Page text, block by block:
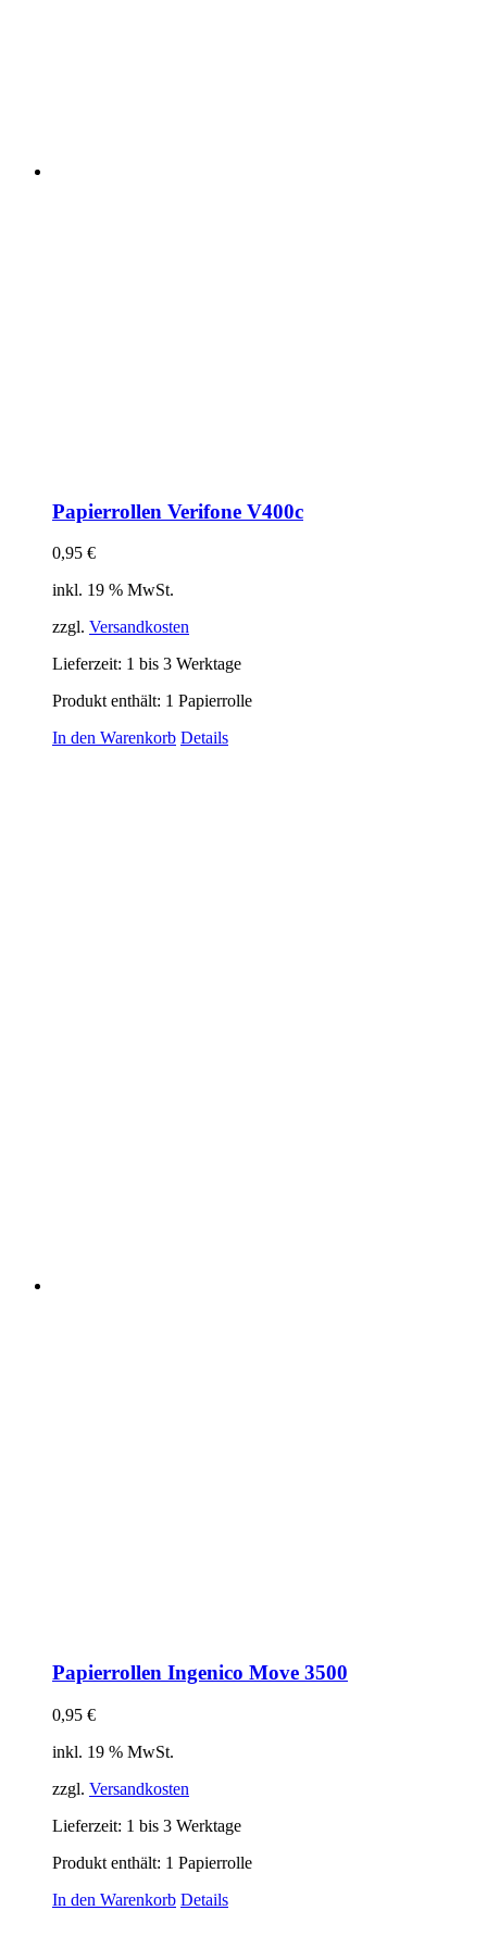
Papierrollen Verifone V400c
0,95 €
inkl. 19 % MwSt.
zzgl. Versandkosten
Lieferzeit: 1 bis 3 Werktage
Produkt enthält: 1 Papierrolle
In den Warenkorb Details
Papierrollen Ingenico Move 3500
0,95 €
inkl. 19 % MwSt.
zzgl. Versandkosten
Lieferzeit: 1 bis 3 Werktage
Produkt enthält: 1 Papierrolle
In den Warenkorb Details